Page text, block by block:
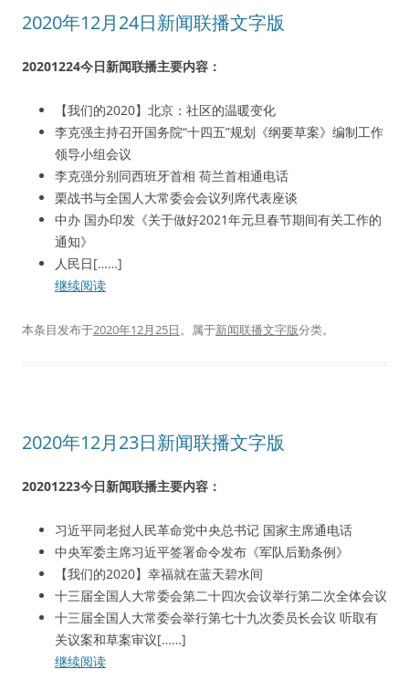
2020年12月24日新闻联播文字版
20201224今日新闻联播主要内容：
【我们的2020】北京：社区的温暖变化
李克强主持召开国务院“十四五”规划《纲要草案》编制工作
领导小组会议
李克强分别同西班牙首相 荷兰首相通电话
栗战书与全国人大常委会会议列席代表座谈
中办 国办印发《关于做好2021年元旦春节期间有关工作的
通知》
人民日[……]
继续阅读
本条目发布于2020年12月25日。属于新闻联播文字版分类。
2020年12月23日新闻联播文字版
20201223今日新闻联播主要内容：
习近平同老挝人民革命党中央总书记 国家主席通电话
中央军委主席习近平签署命令发布《军队后勤条例》
【我们的2020】幸福就在蓝天碧水间
十三届全国人大常委会第二十四次会议举行第二次全体会议
十三届全国人大常委会举行第七十九次委员长会议 听取有
关议案和草案审议[……]
继续阅读